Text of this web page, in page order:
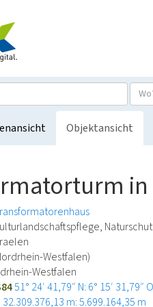
Objektansicht
Westfalen)
Westfalen
51° 24′ 41,79″ N: 6° 15′ 31,79″ O
32.309.376,13 m: 5.699.164,35 m